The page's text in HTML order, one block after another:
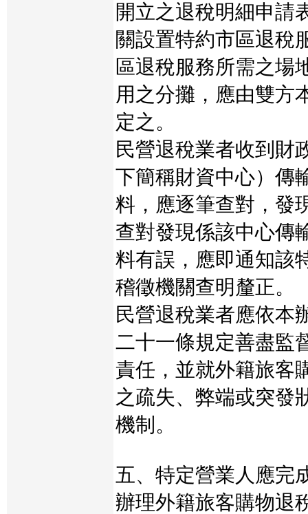
開立之退稅明細申請
關設置特約市區退稅
區退稅服務所需之場
用之分攤，應由雙方
定之。
民營退稅業者收到財
下簡稱財資中心）傳
料，應逐筆查對，發
查對發現係該中心傳
料有誤，應即通知該
稽徵機關查明釐正。
民營退稅業者應依本
二十一條規定善盡監
責任，並就外籍旅客
之疏失、弊端或突發
機制。
五、特定營業人應完
辦理外籍旅客購物退